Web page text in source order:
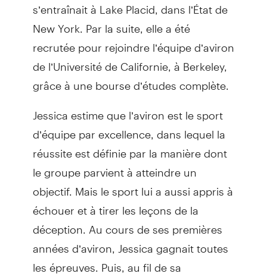
New York. Par la suite, elle a été
recrutée pour rejoindre l’équipe d’aviron
de l’Université de Californie, à Berkeley,
grâce à une bourse d’études complète.
Jessica estime que l’aviron est le sport
d’équipe par excellence, dans lequel la
réussite est définie par la manière dont
le groupe parvient à atteindre un
objectif. Mais le sport lui a aussi appris à
échouer et à tirer les leçons de la
déception. Au cours de ses premières
années d’aviron, Jessica gagnait toutes
les épreuves. Puis, au fil de sa